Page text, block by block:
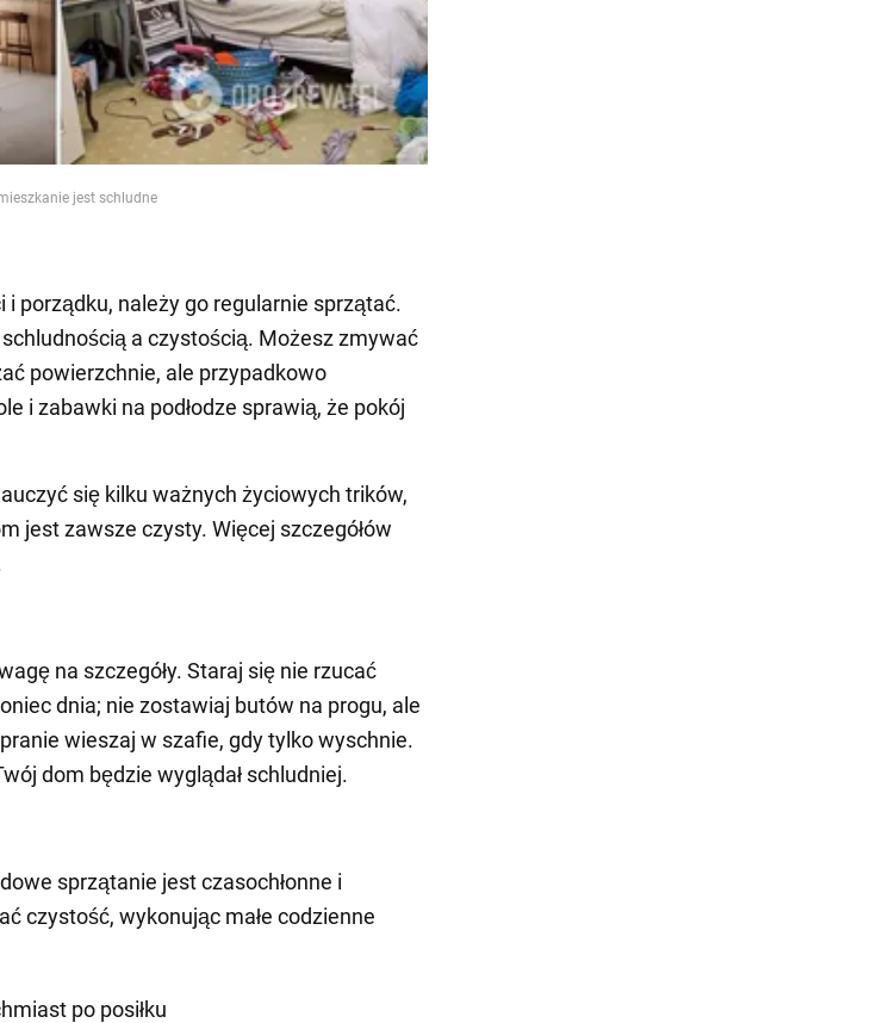
jest schludne
porządku, należy go regularnie sprzątać.
a czystością. Możesz zmywać
powierzchnie, ale przypadkowo
i zabawki na podłodze sprawią, że pokój
się kilku ważnych życiowych trików,
jest zawsze czysty. Więcej szczegółów
na szczegóły. Staraj się nie rzucać
dnia; nie zostawiaj butów na progu, ale
pranie wieszaj w szafie, gdy tylko wyschnie.
dom będzie wyglądał schludniej.
sprzątanie jest czasochłonne i
czystość, wykonując małe codzienne
po posiłku